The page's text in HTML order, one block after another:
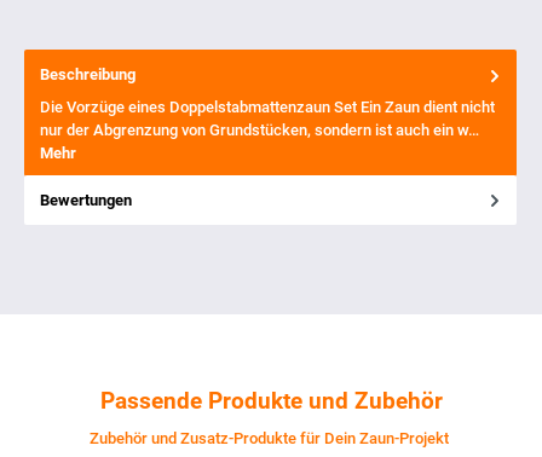
Beschreibung
Die Vorzüge eines Doppelstabmattenzaun Set Ein Zaun dient nicht
nur der Abgrenzung von Grundstücken, sondern ist auch ein w…
Mehr
Bewertungen
Passende Produkte und Zubehör
Zubehör und Zusatz-Produkte für Dein Zaun-Projekt